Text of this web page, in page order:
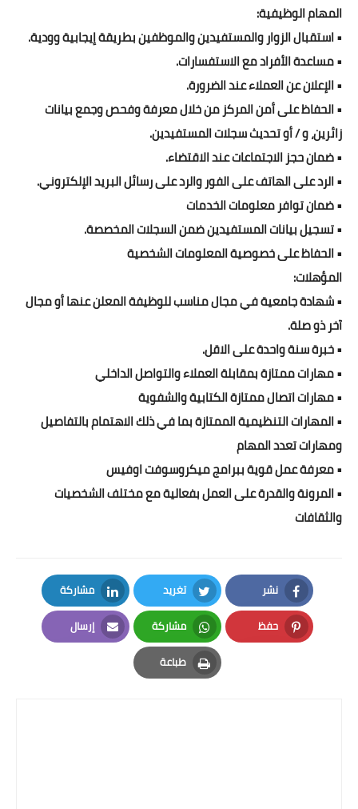
المهام الوظيفية:
• استقبال الزوار والمستفيدين والموظفين بطريقة إيجابية وودية.
• مساعدة الأفراد مع الاستفسارات.
• الإعلان عن العملاء عند الضرورة.
• الحفاظ على أمن المركز من خلال معرفة وفحص وجمع بيانات
زائرين، و / أو تحديث سجلات المستفيدين.
• ضمان حجز الاجتماعات عند الاقتضاء.
• الرد على الهاتف على الفور والرد على رسائل البريد الإلكتروني.
• ضمان توافر معلومات الخدمات
• تسجيل بيانات المستفيدين ضمن السجلات المخصصة.
• الحفاظ على خصوصية المعلومات الشخصية
المؤهلات:
• شهادة جامعية في مجال مناسب للوظيفة المعلن عنها أو مجال
آخر ذو صلة.
• خبرة سنة واحدة على الاقل.
• مهارات ممتازة بمقابلة العملاء والتواصل الداخلي
• مهارات اتصال ممتازة الكتابية والشفوية
• المهارات التنظيمية الممتازة بما في ذلك الاهتمام بالتفاصيل
ومهارات تعدد المهام
• معرفة عمل قوية ببرامج ميكروسوفت اوفيس
• المرونة والقدرة على العمل بفعالية مع مختلف الشخصيات
والثقافات
نشر
Facebook
تغريد
Twitter
مشاركة
LinkedIn
حفظ
Pinterest
مشاركة
Whatsapp
إرسال
Email
طباعة
Print